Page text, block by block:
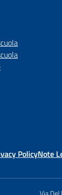
PolicyNote